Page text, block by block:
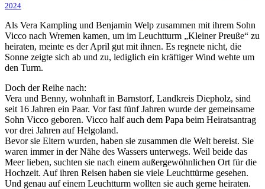
2024
Als Vera Kampling und Benjamin Welp zusammen mit ihrem Sohn
Vicco nach Wremen kamen, um im Leuchtturm „Kleiner Preuße“ zu
heiraten, meinte es der April gut mit ihnen. Es regnete nicht, die
Sonne zeigte sich ab und zu, lediglich ein kräftiger Wind wehte um
den Turm.
Doch der Reihe nach:
Vera und Benny, wohnhaft in Barnstorf, Landkreis Diepholz, sind
seit 16 Jahren ein Paar. Vor fast fünf Jahren wurde der gemeinsame
Sohn Vicco geboren. Vicco half auch dem Papa beim Heiratsantrag
vor drei Jahren auf Helgoland.
Bevor sie Eltern wurden, haben sie zusammen die Welt bereist. Sie
waren immer in der Nähe des Wassers unterwegs. Weil beide das
Meer lieben, suchten sie nach einem außergewöhnlichen Ort für die
Hochzeit. Auf ihren Reisen haben sie viele Leuchttürme gesehen.
Und genau auf einem Leuchtturm wollten sie auch gerne heiraten.